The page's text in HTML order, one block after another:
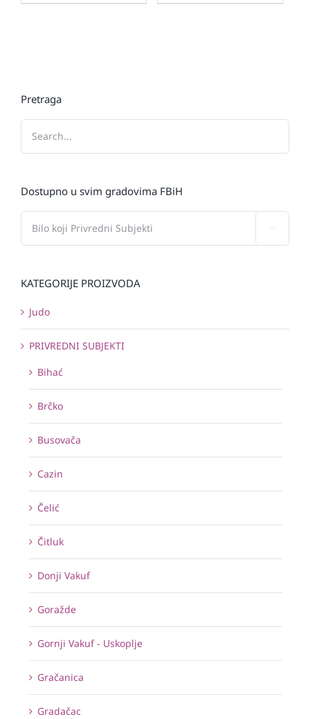
Pretraga
Dostupno u svim gradovima FBiH
KATEGORIJE PROIZVODA
Judo
PRIVREDNI SUBJEKTI
Bihać
Brčko
Busovača
Cazin
Čelić
Čitluk
Donji Vakuf
Goražde
Gornji Vakuf - Uskoplje
Gračanica
Gradačac